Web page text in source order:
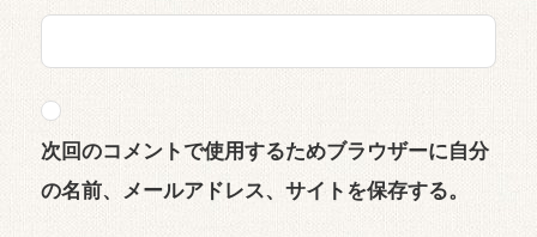
次回のコメントで使用するためブラウザーに自分
の名前、メールアドレス、サイトを保存する。